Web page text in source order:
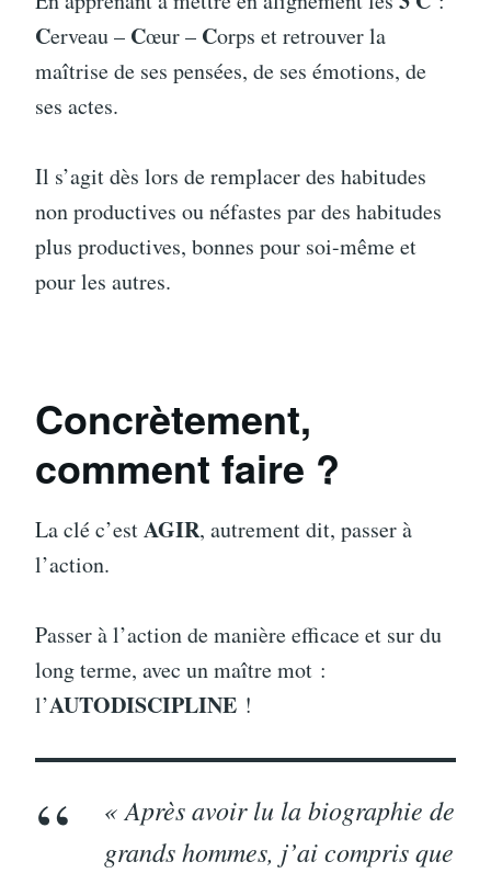
Cerveau – Cœur – Corps et retrouver la
maîtrise de ses pensées, de ses émotions, de
ses actes.
Il s’agit dès lors de remplacer des habitudes
non productives ou néfastes par des habitudes
plus productives, bonnes pour soi-même et
pour les autres.
Concrètement,
comment faire ?
La clé c’estAGIR, autrement dit, passer à
l’action.
Passer à l’action de manière efficace et sur du
long terme, avec un maître mot :
l’AUTODISCIPLINE !
« Après avoir lu la biographie de
grands hommes, j’ai compris que